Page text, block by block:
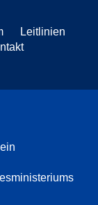
Leitlinien